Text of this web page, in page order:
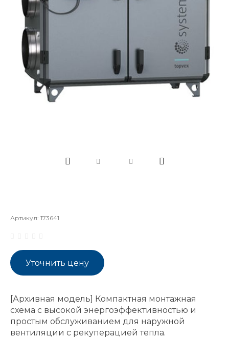
Артикул: 173641
Уточнить цену
[Архивная модель] Компактная монтажная
схема с высокой энергоэффективностью и
простым обслуживанием для наружной
вентиляции с рекуперацией тепла.